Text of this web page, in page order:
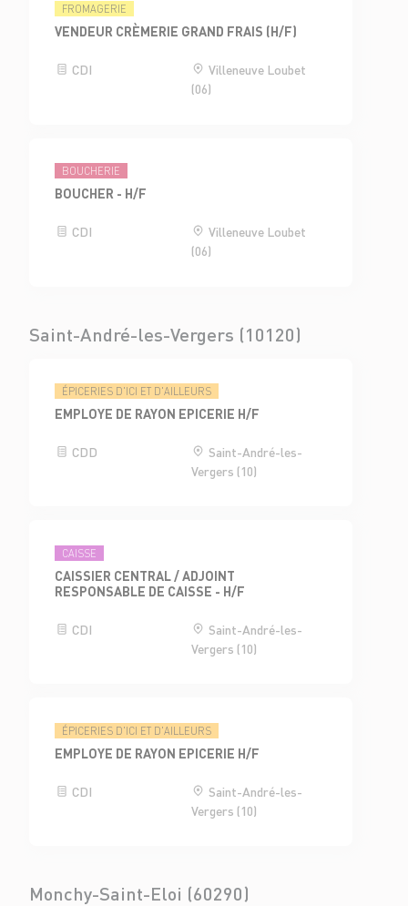
FROMAGERIE
VENDEUR CRÈMERIE GRAND FRAIS (H/F)
CDI
Villeneuve Loubet
(06)
BOUCHERIE
BOUCHER - H/F
CDI
Villeneuve Loubet
(06)
Saint-André-les-Vergers (10120)
ÉPICERIES D'ICI ET D'AILLEURS
EMPLOYE DE RAYON EPICERIE H/F
CDD
Saint-André-les-
Vergers (10)
CAISSE
CAISSIER CENTRAL / ADJOINT
RESPONSABLE DE CAISSE - H/F
CDI
Saint-André-les-
Vergers (10)
ÉPICERIES D'ICI ET D'AILLEURS
EMPLOYE DE RAYON EPICERIE H/F
CDI
Saint-André-les-
Vergers (10)
Monchy-Saint-Eloi (60290)